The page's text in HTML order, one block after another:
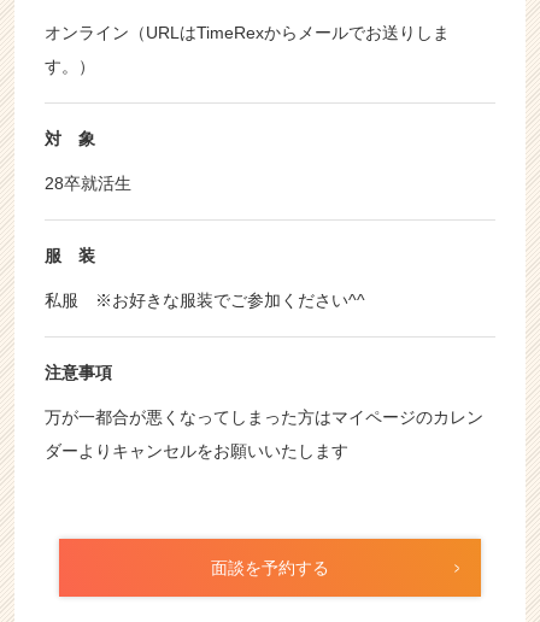
オンライン（URLはTimeRexからメールでお送りしま
す。）
対 象
28卒就活生
服 装
私服 ※お好きな服装でご参加ください^^
注意事項
万が一都合が悪くなってしまった方はマイページのカレン
ダーよりキャンセルをお願いいたします
面談を予約する